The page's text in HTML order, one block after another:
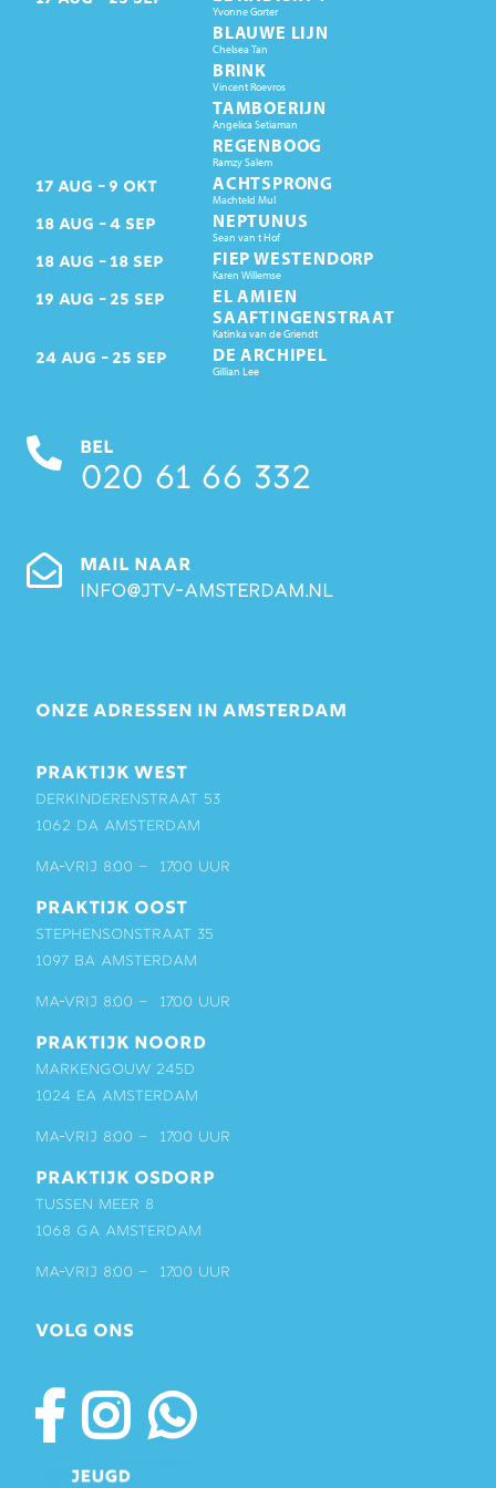
Yvonne Gorter
BLAUWE LIJN
Chelsea Tan
BRINK
Vincent Roevros
TAMBOERIJN
Angelica Setiaman
REGENBOOG
Ramzy Salem
17 AUG 9 OKT ACHTSPRONG
Machteld Mul
18 AUG 4 SEP NEPTUNUS
Sean van t Hof
18 AUG 18 SEP FIEP WESTENDORP
Karen Willemse
19 AUG 25 SEP
EL AMIEN
SAAFTINGENSTRAAT
Katinka van de Griendt
24 AUG 25 SEP DE ARCHIPEL
Gillian Lee
BEL
020 61 66 332
MAIL NAAR
info@jtv-amsterdam.nl
ONZE ADRESSEN IN AMSTERDAM
PRAKTIJK WEST
Derkinderenstraat 53
1062 DA Amsterdam
ma-vrij 8:00 – 17:00 uur
PRAKTIJK OOST
Stephensonstraat 35
1097 BA Amsterdam
ma-vrij 8:00 – 17:00 uur
PRAKTIJK NOORD
Markengouw 245D
1024 EA Amsterdam
ma-vrij 8:00 – 17:00 uur
PRAKTIJK OSDORP
Tussen Meer 8
1068 GA Amsterdam
ma-vrij 8:00 – 17:00 uur
VOLG ONS